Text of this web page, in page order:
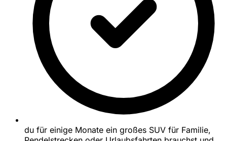
du für einige Monate ein großes SUV für Familie,